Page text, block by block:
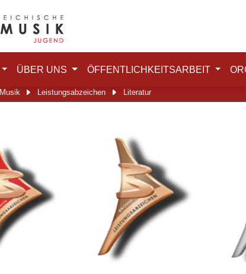
ÜBER UNS ÖFFENTLICHKEITSARBEIT
Musik Leistungsabzeichen Literatur